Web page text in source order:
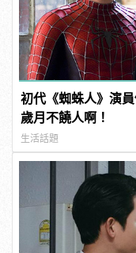
初代《蜘蛛人》演
歲月不饒人啊！
生活話題